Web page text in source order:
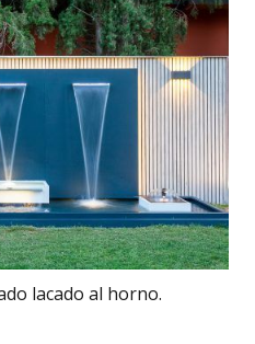
lacado al horno.